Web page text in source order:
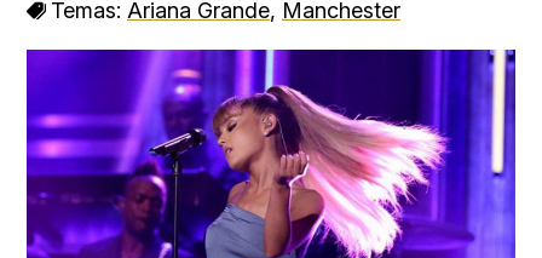
Temas: Ariana Grande, Manchester